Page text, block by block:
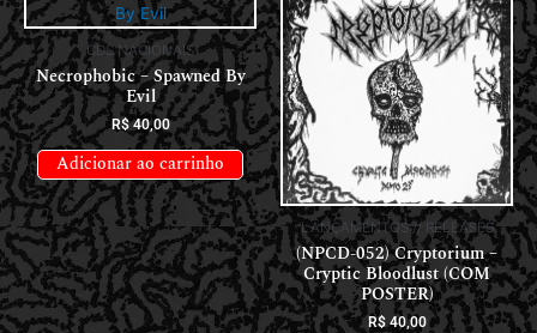
CDS NACIONAIS
Necrophobic – Spawned By
Evil
R$40,00
Adicionar ao carrinho
LANÇAMENTOS // RELEASES
(NPCD-052) Cryptorium –
Cryptic Bloodlust (COM
POSTER)
R$40,00